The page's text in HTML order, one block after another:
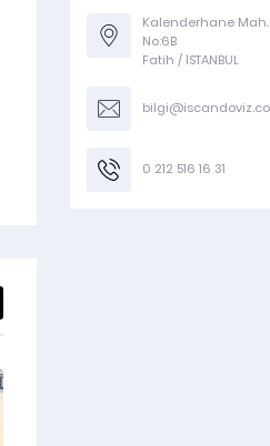
Kalenderhane
No:6B
Fatih / İSTANBUL
0 212 516 16 31